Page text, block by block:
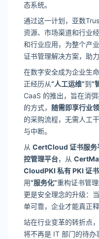
态系统。
通过这一计划，亚数
资源、市场渠道和行业
和行业应用，为整个产
证书管理解决方案，助
在数字安全成为企业生
正经历从“人工运维”到“
CaaS 的推出，旨在消
的方式， 随需即享行业
的采购流程，无需人工
与中断。
从 CertCloud 证书服务
控管理平台，从
CloudPKI 私有 PKI 证
用“服务化”重构证书管
更是安全理念的升级：
单可靠，企业才能真正
站在行业变革的转折点
将不再是 IT 部门的待办